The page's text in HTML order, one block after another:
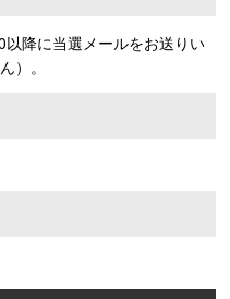
降に当選メールをお送りい
）。